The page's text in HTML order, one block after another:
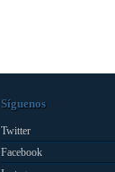
Síguenos
Twitter
Facebook